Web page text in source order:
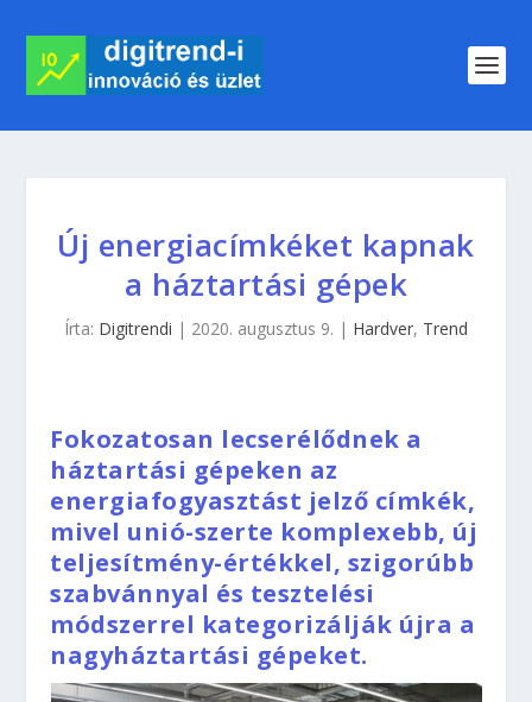
Új energiacímkéket kapnak
a háztartási gépek
Írta: Digitrendi | 2020. augusztus 9. | Hardver, Trend
Fokozatosan lecserélődnek a
háztartási gépeken az
energiafogyasztást jelző címkék,
mivel unió-szerte komplexebb, új
teljesítmény-értékkel, szigorúbb
szabvánnyal és tesztelési
módszerrel kategorizálják újra a
nagyháztartási gépeket.